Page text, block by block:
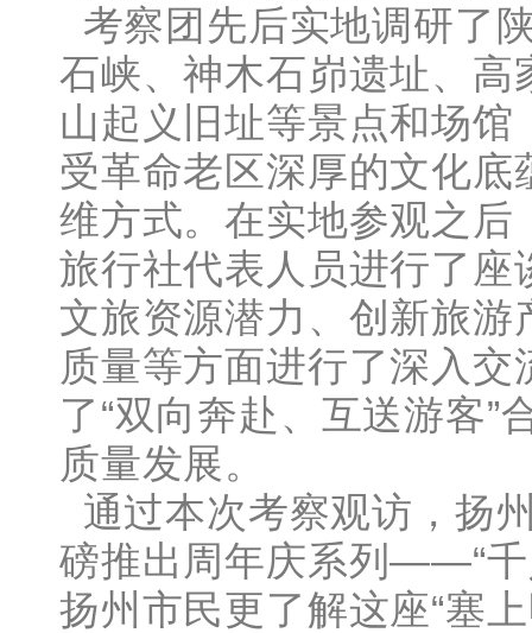
考察团先后实地调研了
石峡、神木石峁遗址、
山起义旧址等景点和场
受革命老区深厚的文化
维方式。在实地参观之
旅行社代表人员进行了
文旅资源潜力、创新旅
质量等方面进行了深入
了“双向奔赴、互送游客
质量发展。
通过本次考察观访，扬
磅推出周年庆系列——“千
扬州市民更了解这座“塞